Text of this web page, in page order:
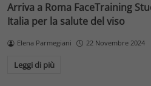
Arriva a Roma FaceTraining
Italia per la salute del viso
Elena Parmegiani 22 Novembre 2024
Leggi di più